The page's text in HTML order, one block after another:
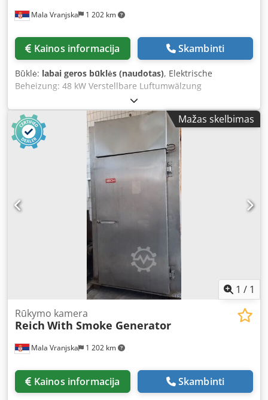
Mala Vranjska 1 202 km
Kainos informacija Skambinti
Būklė: labai geros būklės (naudotas), Elektrische
Beheizung: 48 kW Verstellbare Luftumwälzung
Pneumatisch gesteuerter Frischluft-, Abluft- und
Rauchklappeneinsatz Reinigung: Schaumreinigung
Raucheinspülung: Integriert im Kammerinnenraum,
Reiberzeuger Rauchmaterial: Holz Dksdpfx Afofiwq Reuor
Ohne Nachverbrennungssystem Aufstellmaße der
Maschine in cm: Breite: 160 Länge: 250 Höhe: 250
Wagenmaße in cm: 100 x 100 x 200 (Höhe) Lieferzeit: 30
Arbeitstage nach Vorauszahlung
Mažas skelbimas
1 / 1
Mala Vranjska 1 202 km
Rūkymo kamera
Reich With Smoke Generator
Kainos informacija Skambinti